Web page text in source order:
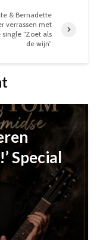
& Bernadette
verrassen met
single “Zoet als
de wijn”
Special